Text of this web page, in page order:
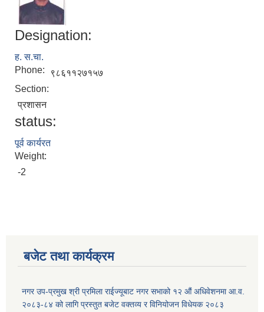
Designation:
ह. स.चा.
Phone:
९८६११२७१५७
Section:
प्रशासन
status:
पूर्व कार्यरत
Weight:
-2
बजेट तथा कार्यक्रम
नगर उप-प्रमुख श्री प्रमिला राईज्यूबाट नगर सभाको १२ ‍औं अधिवेशनमा आ.व.
२०८३-८४ को लागि प्रस्तुत बजेट वक्तव्य र विनियोजन विधेयक २०८३